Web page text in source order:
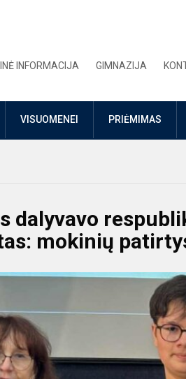
INFORMACIJA GIMNAZIJA
VISUOMENEI PRIĖMIMAS
dalyvavo
mokinių